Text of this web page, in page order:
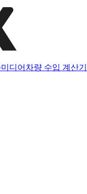
미디어 차량 수입 계산기